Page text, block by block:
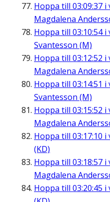
Hoppa till 03:09:37 i
Magdalena
Hoppa till 03:10:54i
Svantesson (M)
Hoppa till 03:12:52 i
Magdalena
Hoppa till 03:14:51 i
Svantesson (M)
Hoppa till 03:15:52 i
Magdalena
Hoppa till 03:17:10 i
(KD)
Hoppa till 03:18:57 i
Magdalena
Hoppa till 03:20:45 i